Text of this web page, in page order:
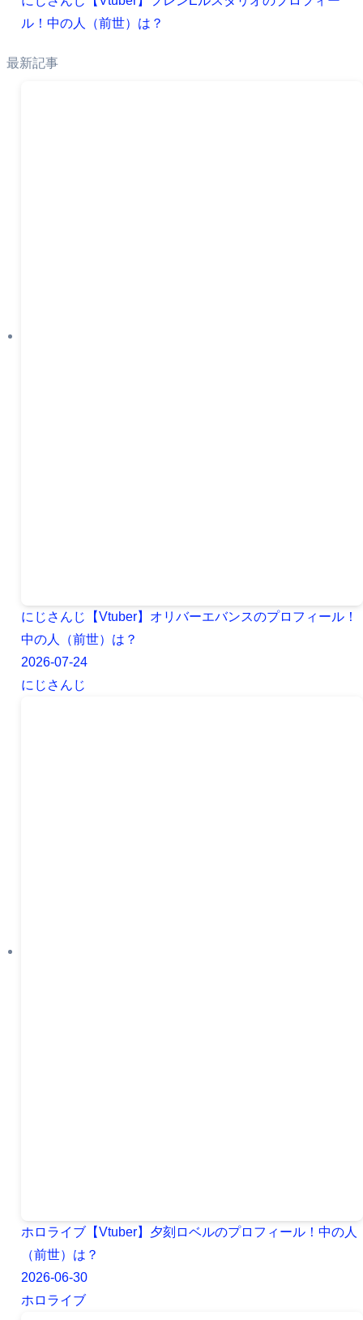
ル！中の人（前世）は？
最新記事
にじさんじ【Vtuber】オリバーエバンスのプロフィール！
中の人（前世）は？
2026-07-24
にじさんじ
ホロライブ【Vtuber】夕刻ロベルのプロフィール！中の人
（前世）は？
2026-06-30
ホロライブ